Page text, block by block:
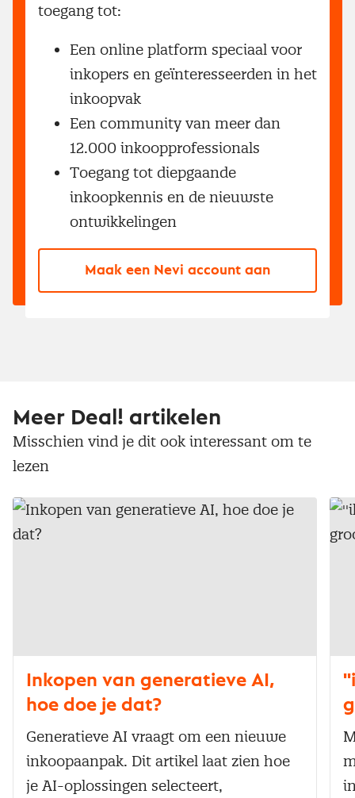
toegang tot:
Een online platform speciaal voor
inkopers en geïnteresseerden in het
inkoopvak
Een community van meer dan
12.000 inkoopprofessionals
Toegang tot diepgaande
inkoopkennis en de nieuwste
ontwikkelingen
Maak een Nevi account aan
Meer Deal! artikelen
Misschien vind je dit ook interessant om te
lezen
Inkopen van generatieve AI,
hoe doe je dat?
Generatieve AI vraagt om een nieuwe
inkoopaanpak. Dit artikel laat zien hoe
je AI-oplossingen selecteert,